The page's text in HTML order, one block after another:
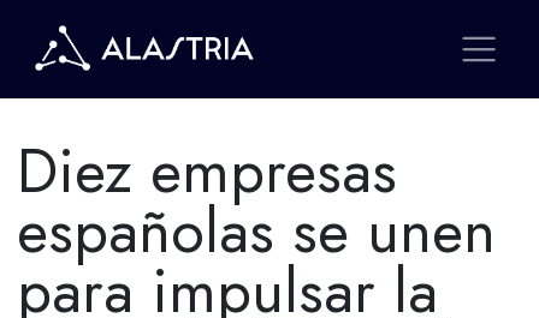
Diez empresas
españolas se unen
para impulsar la